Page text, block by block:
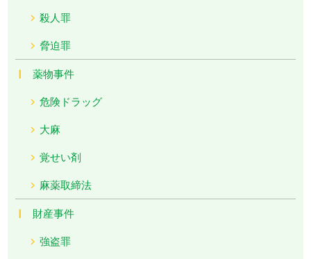
殺人罪
脅迫罪
薬物事件
危険ドラッグ
大麻
覚せい剤
麻薬取締法
財産事件
強盗罪